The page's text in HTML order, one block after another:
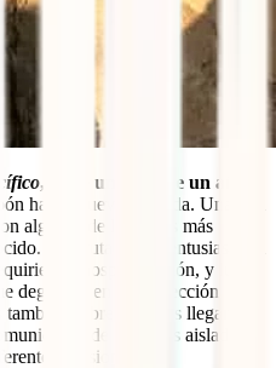
, y fue un viaje de un año
hasta Nueva Zelanda. Una ruta
algunas de las tribus más
Una ruta que le entusiasmó a
hospitalización, y luego
degeneró en una infección
sobre cómo es llegar a
de personas aisladas, y
ocasiones.